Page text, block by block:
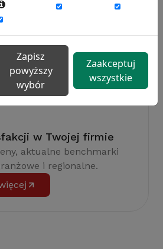
badaniu
w Twojej firmie
aktualne benchmarki
i regionalne.
Zapisz
powyższy
wybór
Zaakceptuj
wszystkie